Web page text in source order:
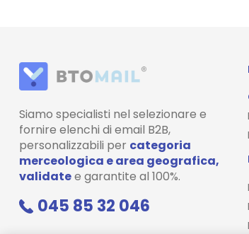
Siamo specialisti nel selezionare e
fornire elenchi di email B2B,
personalizzabili per categoria
merceologica e area geografica,
validatee garantite al 100%.
045 85 32 046